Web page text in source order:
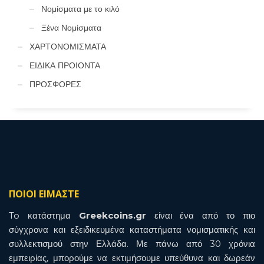
Νομίσματα με το κιλό
Ξένα Νομίσματα
ΧΑΡΤΟΝΟΜΙΣΜΑΤΑ
ΕΙΔΙΚΑ ΠΡΟΙΟΝΤΑ
ΠΡΟΣΦΟΡΕΣ
ΠΟΙΟΙ ΕΙΜΑΣΤΕ
To κατάστημα Greekcoins.gr είναι ένα από το πιο
σύγχρονα και εξειδικευμένα καταστήματα νομισματικής και
συλλεκτισμού στην Ελλάδα. Με πάνω από 30 χρόνια
εμπειρίας, μπορούμε να εκτιμήσουμε υπεύθυνα και δωρεάν